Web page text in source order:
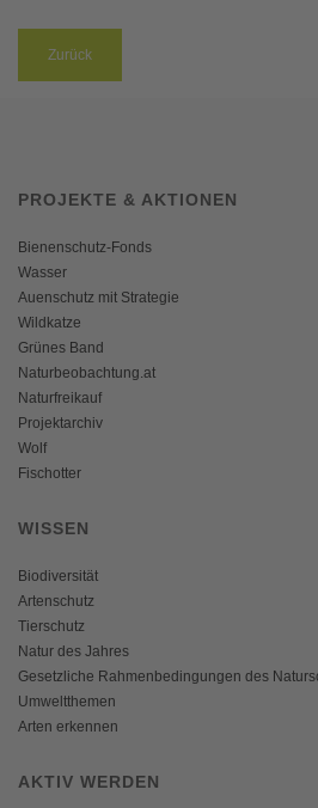
Zurück
PROJEKTE & AKTIONEN
Bienenschutz-Fonds
Wasser
Auenschutz mit Strategie
Wildkatze
Grünes Band
Naturbeobachtung.at
Naturfreikauf
Projektarchiv
Wolf
Fischotter
WISSEN
Biodiversität
Artenschutz
Tierschutz
Natur des Jahres
Gesetzliche Rahmenbedingungen des
Umweltthemen
Arten erkennen
AKTIV WERDEN